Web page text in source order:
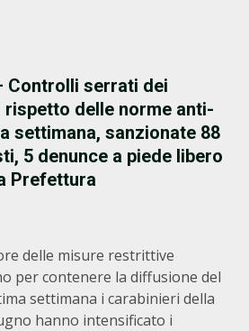
Controlli serrati dei
rispetto delle norme anti-
settimana, sanzionate 88
5 denunce a piede libero
Prefettura
delle misure restrittive
per contenere la diffusione del
settimana i carabinieri della
hanno intensificato i